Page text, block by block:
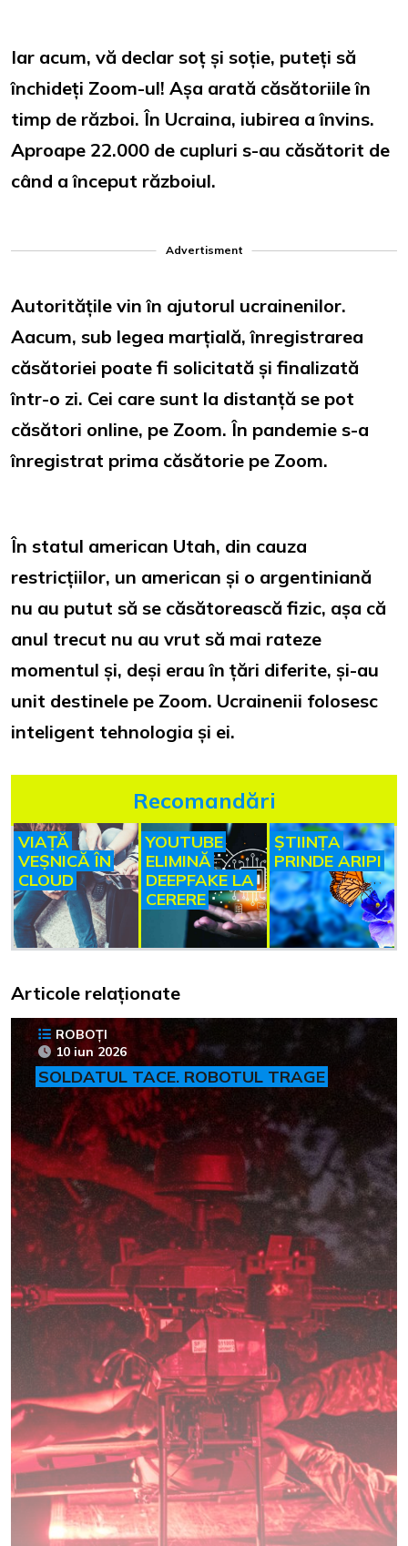
Iar acum, vă declar soț și soție, puteți să
închideți Zoom-ul! Așa arată căsătoriile în
timp de război. În Ucraina, iubirea a învins.
Aproape 22.000 de cupluri s-au căsătorit de
când a început războiul.
Advertisment
Autoritățile vin în ajutorul ucrainenilor.
Aacum, sub legea marțială, înregistrarea
căsătoriei poate fi solicitată și finalizată
într-o zi. Cei care sunt la distanță se pot
căsători online, pe Zoom. În pandemie s-a
înregistrat prima căsătorie pe Zoom.
În statul american Utah, din cauza
restricțiilor, un american și o argentiniană
nu au putut să se căsătorească fizic, așa că
anul trecut nu au vrut să mai rateze
momentul și, deși erau în țări diferite, și-au
unit destinele pe Zoom. Ucrainenii folosesc
inteligent tehnologia și ei.
Recomandări
VIAȚĂ
VEȘNICĂ ÎN
CLOUD
YOUTUBE
ELIMINĂ
DEEPFAKE LA
CERERE
ȘTIINȚA
PRINDE ARIPI
Articole relaționate
ROBOȚI
10 iun 2026
SOLDATUL TACE. ROBOTUL TRAGE